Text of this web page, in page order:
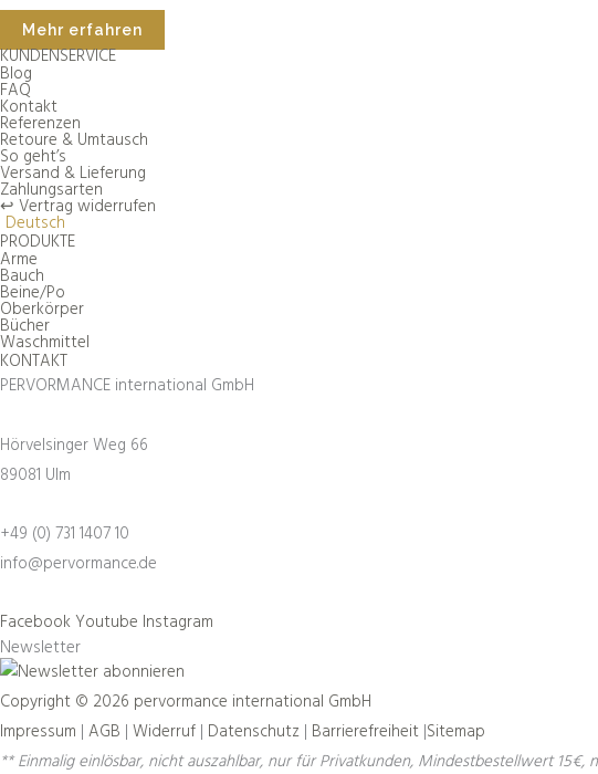
Mehr erfahren
KUNDENSERVICE
Blog
FAQ
Kontakt
Referenzen
Retoure & Umtausch
So geht’s
Versand & Lieferung
Zahlungsarten
↩︎ Vertrag widerrufen
Deutsch
PRODUKTE
Arme
Bauch
Beine/Po
Oberkörper
Bücher
Waschmittel
KONTAKT
PERVORMANCE international GmbH
Hörvelsinger Weg 66
89081 Ulm
+49 (0) 731 1407 10
info@pervormance.de
FacebookYoutube Instagram
Newsletter
Copyright © 2026 pervormance international GmbH
Impressum | AGB | Widerruf | Datenschutz | Barrierefreiheit |Sitemap
** Einmalig einlösbar, nicht auszahlbar, nur für Privatkunden, Mindestbestellwert 15€,